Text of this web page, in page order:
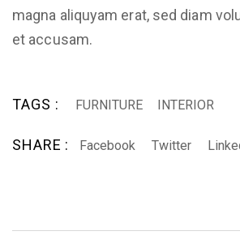
magna aliquyam erat, sed diam
et accusam.
TAGS : FURNITURE INTERIOR
SHARE : Facebook Twitter